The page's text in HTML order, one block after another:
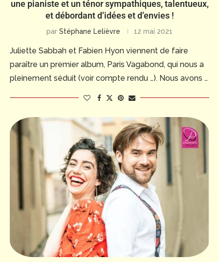
une pianiste et un ténor sympathiques, talentueux,
et débordant d’idées et d’envies !
par Stéphane Lelièvre 12 mai 2021
Juliette Sabbah et Fabien Hyon viennent de faire
paraître un premier album, Paris Vagabond, qui nous a
pleinement séduit (voir compte rendu …). Nous avons …